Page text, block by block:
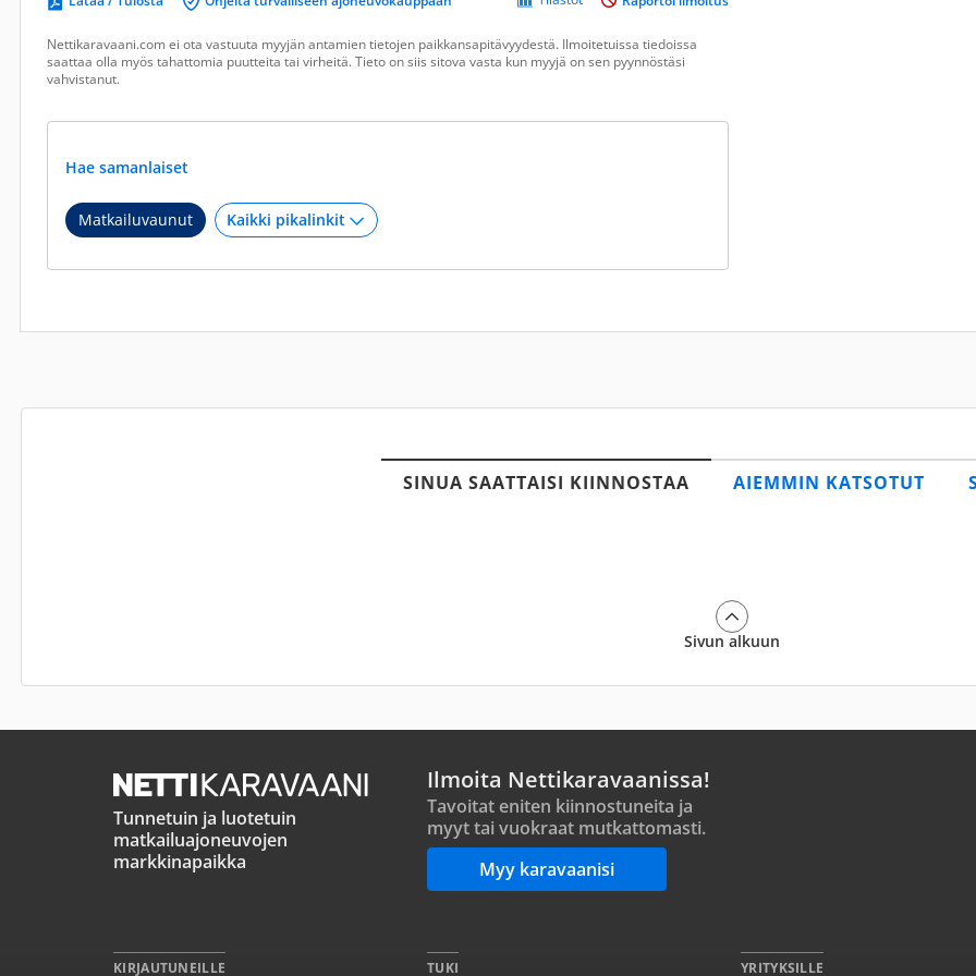
Nettikaravaani.com ei ota vastuuta myyjän antamien tietojen paikkansapitävyydestä. Ilmoitetuissa tiedoissa
saattaa olla myös tahattomia puutteita tai virheitä. Tieto on siis sitova vasta kun myyjä on sen pyynnöstäsi
vahvistanut.
Hae samanlaiset
Matkailuvaunut
SINUA SAATTAISI KIINNOSTAA AIEMMIN KATSOTUT
Sivun alkuun
Tunnetuin ja luotetuin
matkailuajoneuvojen
markkinapaikka
Ilmoita Nettikaravaanissa!
Tavoitat eniten kiinnostuneita ja
myyt tai vuokraat mutkattomasti.
Myy karavaanisi
KIRJAUTUNEILLE TUKI YRITYKSILLE